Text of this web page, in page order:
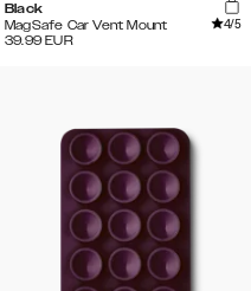
Black
MagSafe Car Vent Mount
4/5
39.99 EUR